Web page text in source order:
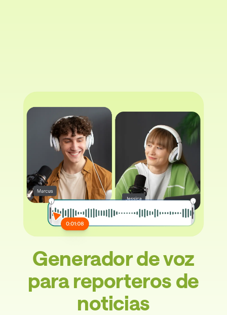
Generador de voz
para reporteros de
noticias